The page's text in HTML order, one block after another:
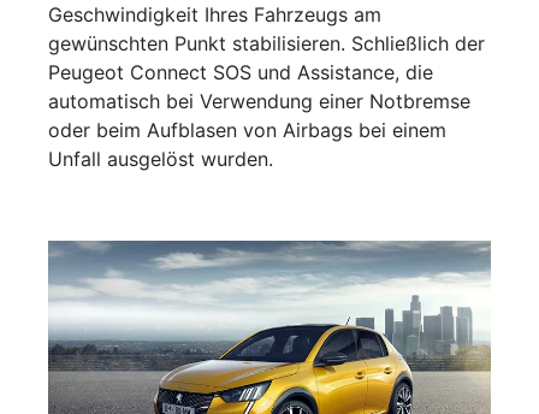
Geschwindigkeit Ihres Fahrzeugs am
gewünschten Punkt stabilisieren. Schließlich der
Peugeot Connect SOS und Assistance, die
automatisch bei Verwendung einer Notbremse
oder beim Aufblasen von Airbags bei einem
Unfall ausgelöst wurden.